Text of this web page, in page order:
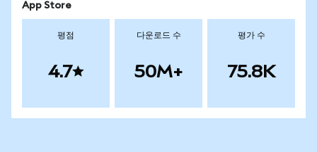
App Store
평점
4.7
다운로드 수
50M+
평가 수
75.8K